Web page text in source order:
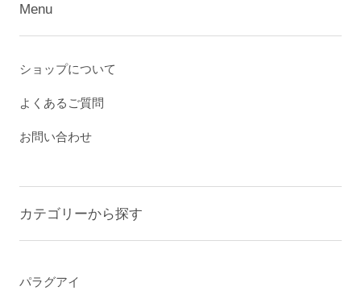
Menu
ショップについて
よくあるご質問
お問い合わせ
カテゴリーから探す
パラグアイ